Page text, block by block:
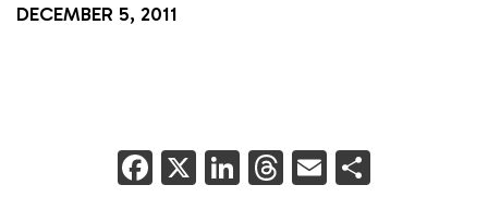
DECEMBER 5, 2011
F X Li T E